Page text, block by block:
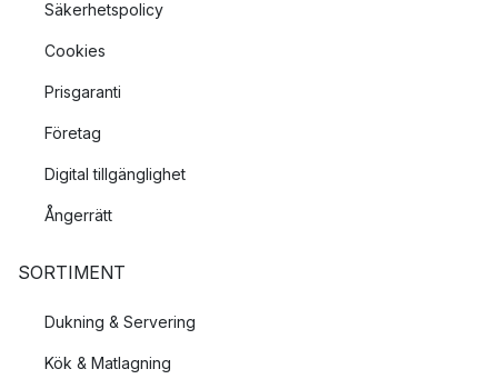
Säkerhetspolicy
Cookies
Prisgaranti
Företag
Digital tillgänglighet
Ångerrätt
SORTIMENT
Dukning & Servering
Kök & Matlagning